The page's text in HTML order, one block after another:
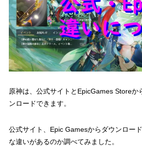
原神は、公式サイトとEpicGames Storeか
ンロードできます。
公式サイト、Epic Gamesからダウンロー
な違いがあるのか調べてみました。